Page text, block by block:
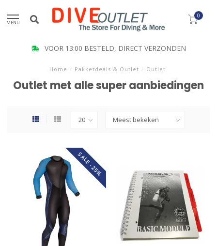
MENU
0
KLANT BEOORDELING 9.5
Home / Pakketdeals & Outlet / Outlet
Outlet met alle super aanbiedingen
SALE -25%